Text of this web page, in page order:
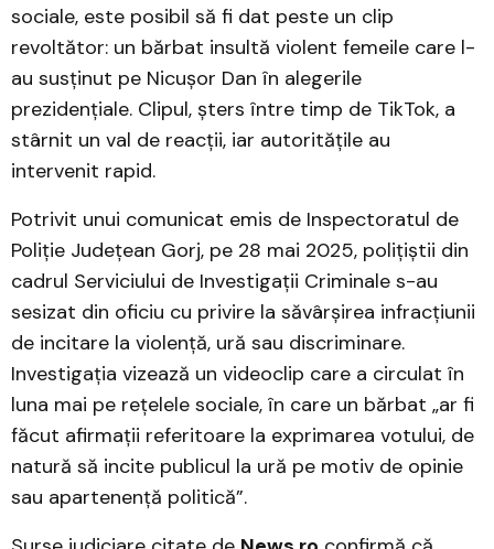
sociale, este posibil să fi dat peste un clip
revoltător: un bărbat insultă violent femeile care l-
au susținut pe Nicușor Dan în alegerile
prezidențiale. Clipul, șters între timp de TikTok, a
stârnit un val de reacții, iar autoritățile au
intervenit rapid.
Potrivit unui comunicat emis de Inspectoratul de
Poliție Județean Gorj, pe 28 mai 2025, polițiștii din
cadrul Serviciului de Investigații Criminale s-au
sesizat din oficiu cu privire la săvârșirea infracțiunii
de incitare la violență, ură sau discriminare.
Investigația vizează un videoclip care a circulat în
luna mai pe rețelele sociale, în care un bărbat „ar fi
făcut afirmații referitoare la exprimarea votului, de
natură să incite publicul la ură pe motiv de opinie
sau apartenență politică”.